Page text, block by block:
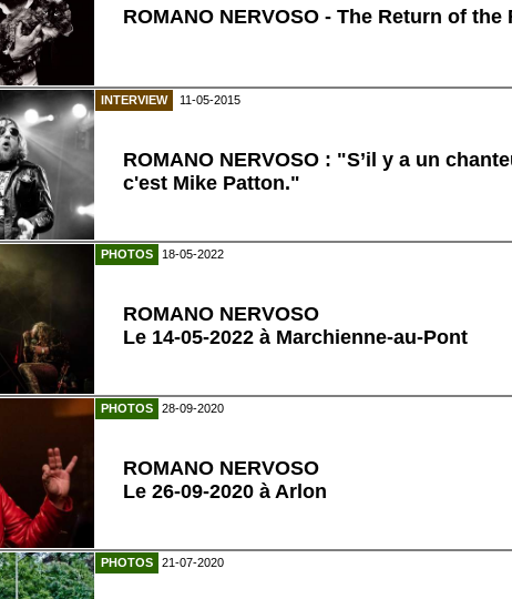
ROMANO NERVOSO - The Return of the
INTERVIEW 11-05-2015
ROMANO NERVOSO : "S’il y a un
c'est Mike Patton."
PHOTOS 18-05-2022
ROMANO NERVOSO
Le 14-05-2022 à Marchienne-au-Pont
PHOTOS 28-09-2020
ROMANO NERVOSO
Le 26-09-2020 à Arlon
PHOTOS 21-07-2020